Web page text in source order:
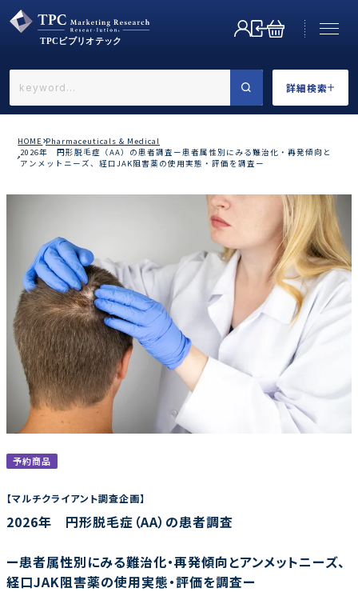
詳細検索
←戻る
業界で選ぶ
カテゴリで選ぶ
調査の種類で選ぶ
リセット 検索する
HOME Pharmaceuticals & Medical
2026年 円形脱毛症（AA）の患者調査ー患者属性別にみる難治化・再発傾向と
アンメットニーズ、経口JAK阻害薬の使用実態・評価を調査ー
予約商品
【マルチクライアント調査企画】
2026年 円形脱毛症（AA）の患者調査
ー患者属性別にみる難治化・再発傾向とアンメットニーズ、
経口JAK阻害薬の使用実態・評価を調査ー